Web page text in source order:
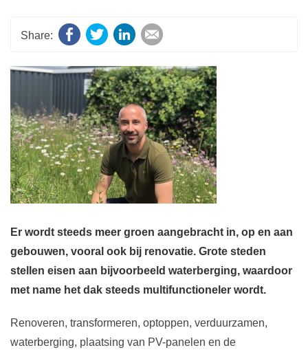
Facebook
Twitter LinkedIn
Er wordt steeds meer groen aangebracht in, op en aan
gebouwen, vooral ook bij renovatie. Grote steden
stellen eisen aan bijvoorbeeld waterberging, waardoor
met name het dak steeds multifunctioneler wordt.
Renoveren, transformeren, optoppen, verduurzamen,
waterberging, plaatsing van PV-panelen en de